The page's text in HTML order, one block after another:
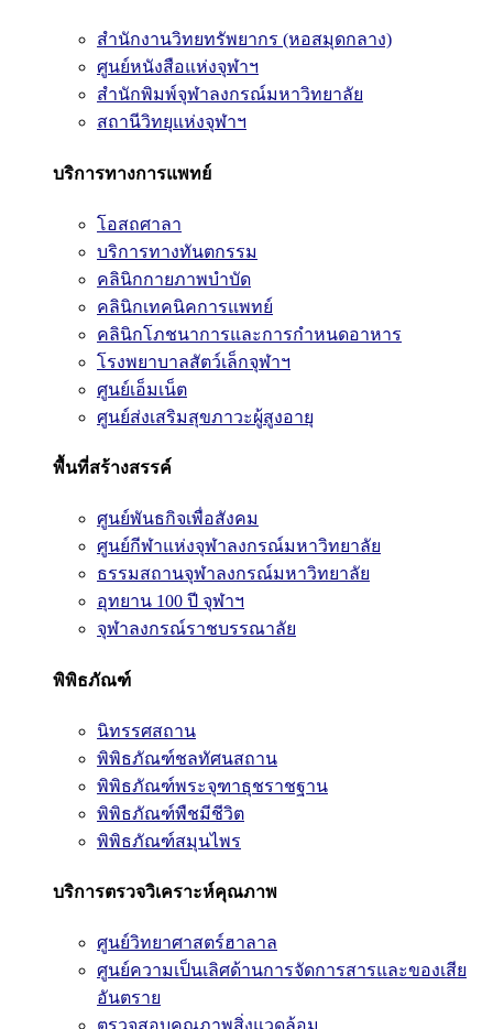
สำนักงานวิทยทรัพยากร (หอสมุดกลาง)
ศูนย์หนังสือแห่งจุฬาฯ
สำนักพิมพ์จุฬาลงกรณ์มหาวิทยาลัย
สถานีวิทยุแห่งจุฬาฯ
บริการทางการแพทย์
โอสถศาลา
บริการทางทันตกรรม
คลินิกกายภาพบำบัด
คลินิกเทคนิคการแพทย์
คลินิกโภชนาการและการกำหนดอาหาร
โรงพยาบาลสัตว์เล็กจุฬาฯ
ศูนย์เอ็มเน็ต
ศูนย์ส่งเสริมสุขภาวะผู้สูงอายุ
พื้นที่สร้างสรรค์
ศูนย์พันธกิจเพื่อสังคม
ศูนย์กีฬาแห่งจุฬาลงกรณ์มหาวิทยาลัย
ธรรมสถานจุฬาลงกรณ์มหาวิทยาลัย
อุทยาน 100 ปี จุฬาฯ
จุฬาลงกรณ์ราชบรรณาลัย
พิพิธภัณฑ์
นิทรรศสถาน
พิพิธภัณฑ์ชลทัศนสถาน
พิพิธภัณฑ์พระจุฑาธุชราชฐาน
พิพิธภัณฑ์พืชมีชีวิต
พิพิธภัณฑ์สมุนไพร
บริการตรวจวิเคราะห์คุณภาพ
ศูนย์วิทยาศาสตร์ฮาลาล
ศูนย์ความเป็นเลิศด้านการจัดการสารและของเสีย
อันตราย